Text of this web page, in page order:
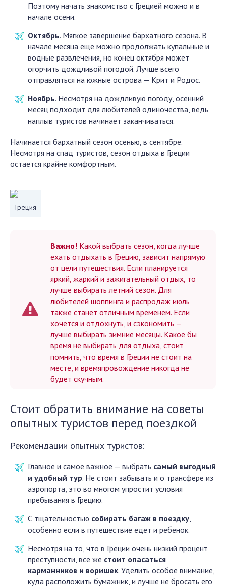
Поэтому начать знакомство с Грецией можно и в
начале осени.
Октябрь. Мягкое завершение бархатного сезона. В
начале месяца еще можно продолжать купальные и
водные развлечения, но конец октября может
огорчить дождливой погодой. Лучше всего
отправляться на южные острова — Крит и Родос.
Ноябрь. Несмотря на дождливую погоду, осенний
месяц подходит для любителей одиночества, ведь
наплыв туристов начинает заканчиваться.
Начинается бархатный сезон осенью, в сентябре.
Несмотря на спад туристов, сезон отдыха в Греции
остается крайне комфортным.
Греция
Важно! Какой выбрать сезон, когда лучше
ехать отдыхать в Грецию, зависит напрямую
от цели путешествия. Если планируется
яркий, жаркий и зажигательный отдых, то
лучше выбирать летний сезон. Для
любителей шоппинга и распродаж июль
также станет отличным временем. Если
хочется и отдохнуть, и сэкономить —
лучше выбирать зимние месяцы. Какое бы
время не выбирать для отдыха, стоит
помнить, что время в Греции не стоит на
месте, и времяпровождение никогда не
будет скучным.
Стоит обратить внимание на советы
опытных туристов перед поездкой
Рекомендации опытных туристов:
Главное и самое важное — выбрать самый выгодный
и удобный тур. Не стоит забывать и о трансфере из
аэропорта, это во многом упростит условия
пребывания в Грецию.
С тщательностью собирать багаж в поездку,
особенно если в путешествие едет и ребенок.
Несмотря на то, что в Греции очень низкий процент
преступности, все же стоит опасаться
карманников и воришек. Уделить особое внимание,
куда расположить бумажник, и лучше не бросать его